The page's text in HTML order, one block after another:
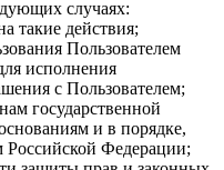
случаях:
такие действия;
Пользователем
исполнения
с Пользователем;
государственной
и в порядке,
Российской Федерации;